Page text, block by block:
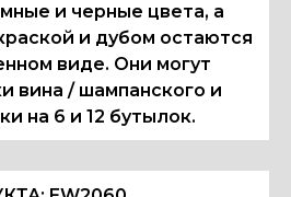
и черные цвета, а
и дубом остаются
виде. Они могут
вина / шампанского и
на 6 и 12 бутылок.